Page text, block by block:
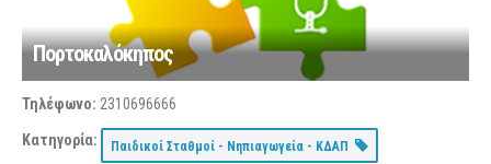
Πορτοκαλόκηπος
Τηλέφωνο: 2310696666
Κατηγορία: Παιδικοί Σταθμοί - Νηπιαγωγεία - ΚΔΑΠ